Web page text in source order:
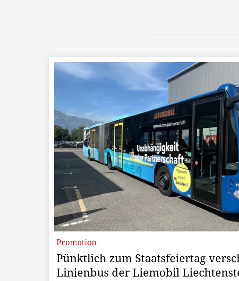
Promotion
Pünktlich zum Staatsfeiertag
Linienbus der Liemobil